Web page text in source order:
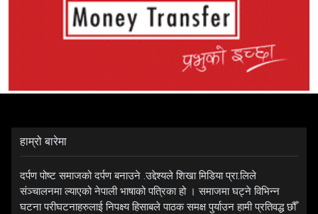
हाम्रो बारेमा
दर्पण पोष्ट समाजको दर्पण बनाउने .उद्देश्यले शिखा मिडिया प्रा.लिले
संञ्चालनमा ल्याएको नेपाली भाषाको पत्रिका हो । समाजमा घट्ने विभिन्न
घटना परीघटनाहरुलाई निपक्ष्य हिसाबले पाठक समक्ष पुर्याउन हामी प्रतिवद्ध छौँ